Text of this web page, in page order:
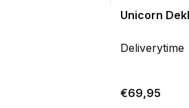
Unicorn
Deliverytime
€69,95